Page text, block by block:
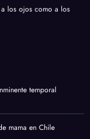
los ojos como a los
temporal
mama en Chile